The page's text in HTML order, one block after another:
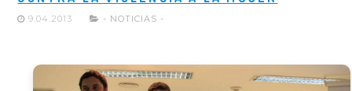
9.04.2013 - NOTICIAS -